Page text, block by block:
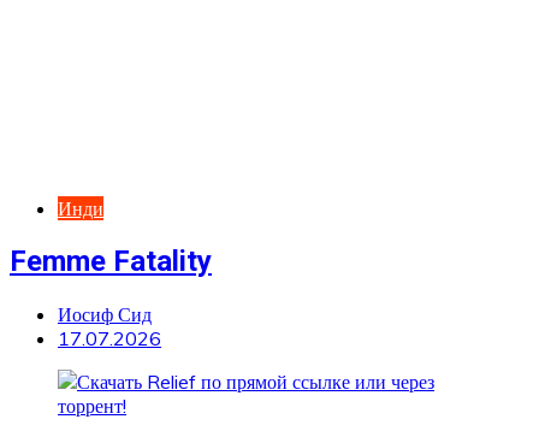
Инди
Femme Fatality
Иосиф Сид
17.07.2026